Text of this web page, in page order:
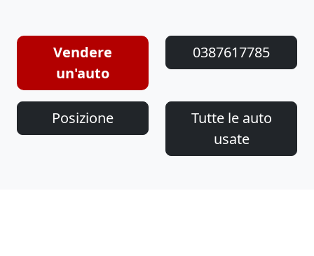
Vendere
un'auto
0387617785
Posizione
Tutte le auto
usate